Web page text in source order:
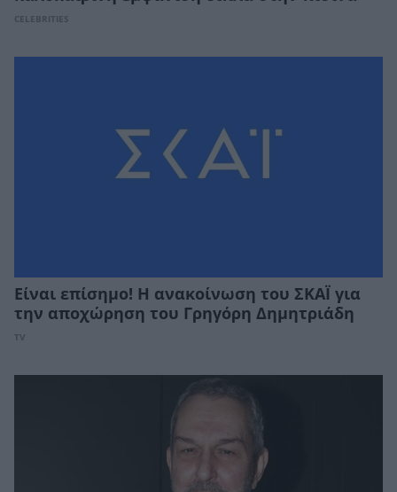
CELEBRITIES
Είναι επίσημο! Η ανακοίνωση του ΣΚΑΪ για
την αποχώρηση του Γρηγόρη Δημητριάδη
TV